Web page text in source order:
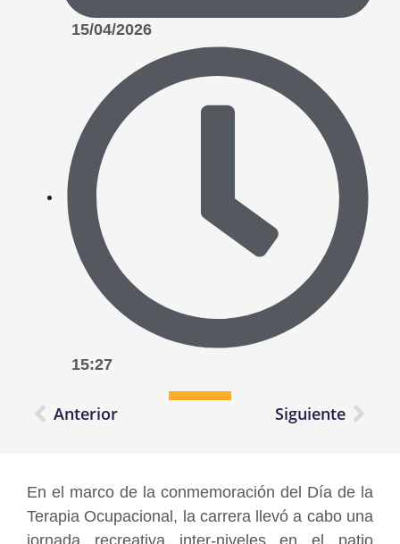
15/04/2026
15:27
Anterior Siguiente
En el marco de la conmemoración del Día de la
Terapia Ocupacional, la carrera llevó a cabo una